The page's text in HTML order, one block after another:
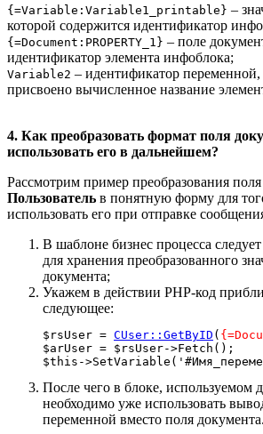
{=Variable:Variable1_printable} –
которой содержится идентификатор
{=Document:PROPERTY_1} – поле
идентификатор элемента инфоблока;
Variable2 – идентификатор переменной,
присвоено вычисленное название
4. Как преобразовать формат поля
использовать его в дальнейшем?
Рассмотрим пример преобразования
Пользователь в понятную форму для
использовать его при отправке
В шаблоне бизнес процесса
для хранения преобразованного
документа;
Укажем в действии PHP-код
следующее:
$rsUser = CUser::GetByID (
$arUser = $rsUser->Fetch();
После чего в блоке, используемом
необходимо уже использовать
переменной вместо поля документа.